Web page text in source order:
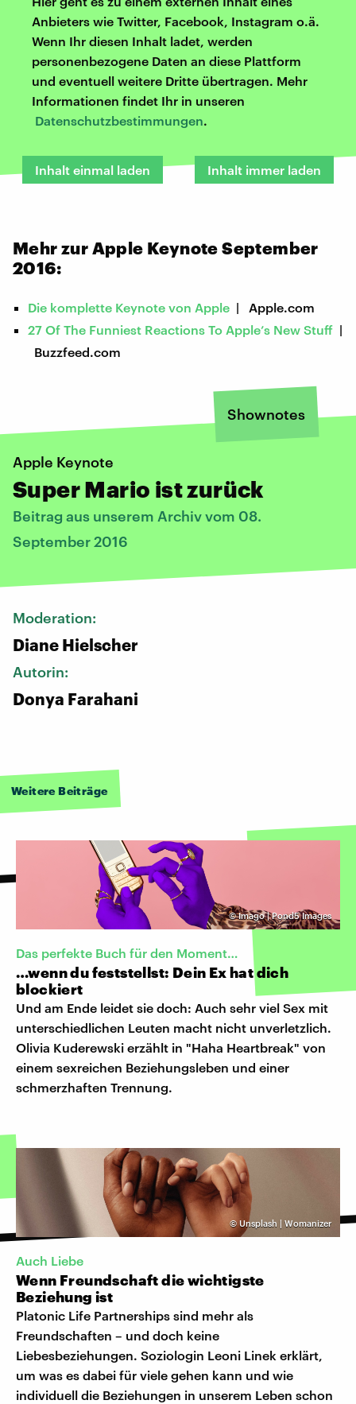
Anbieters wie Twitter, Facebook, Instagram o.ä.
Wenn Ihr diesen Inhalt ladet, werden
personenbezogene Daten an diese Plattform
und eventuell weitere Dritte übertragen. Mehr
Informationen findet Ihr in unseren
Datenschutzbestimmungen.
Inhalt einmal laden Inhalt immer laden
Mehr zur Apple Keynote September
2016:
Die komplette Keynote von Apple | Apple.com
27 Of The Funniest Reactions To Apple’s New Stuff |
Buzzfeed.com
Shownotes
Apple Keynote
Super Mario ist zurück
Beitrag aus unserem Archiv vom 08.
September 2016
Moderation:
Diane Hielscher
Autorin:
Donya Farahani
Weitere Beiträge
©Imago | Pond5 Images
Das perfekte Buch für den Moment…
…wenn du feststellst: Dein Ex hat dich
blockiert
Und am Ende leidet sie doch: Auch sehr viel Sex mit
unterschiedlichen Leuten macht nicht unverletzlich.
Olivia Kuderewski erzählt in "Haha Heartbreak" von
einem sexreichen Beziehungsleben und einer
schmerzhaften Trennung.
© Unsplash | Womanizer
Auch Liebe
Wenn Freundschaft die wichtigste
Beziehung ist
Platonic Life Partnerships sind mehr als
Freundschaften – und doch keine
Liebesbeziehungen. Soziologin Leoni Linek erklärt,
um was es dabei für viele gehen kann und wie
individuell die Beziehungen in unserem Leben schon